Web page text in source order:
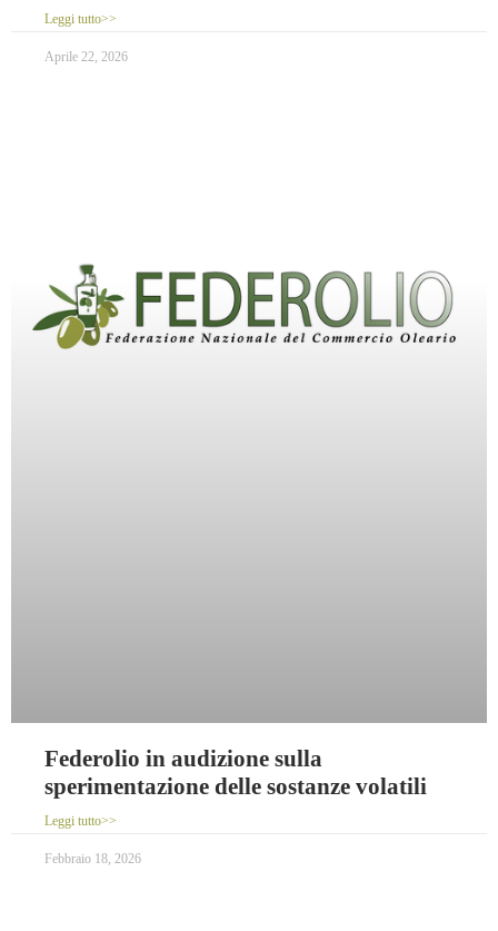
Leggi tutto>>
Aprile 22, 2026
Federolio in audizione sulla
sperimentazione delle sostanze volatili
Leggi tutto>>
Febbraio 18, 2026